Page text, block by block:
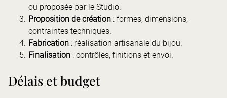
ou proposée par le Studio.
Proposition de création : formes, dimensions,
contraintes techniques.
Fabrication : réalisation artisanale du bijou.
Finalisation : contrôles, finitions et envoi.
Délais et budget